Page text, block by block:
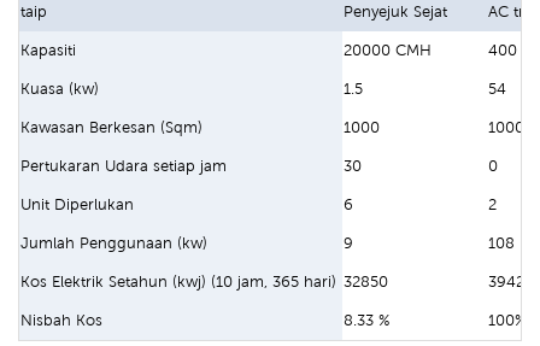
taip Penyejuk Sejat AC
Kapasiti 20000 CMH 400
Kuasa (kw) 1.5 54
Kawasan Berkesan (Sqm) 1000 1000
Pertukaran Udara setiap jam 30 0
Unit Diperlukan 6 2
Jumlah Penggunaan (kw) 9 108
Kos Elektrik Setahun (kwj) (10 jam, 365 hari) 32850
Nisbah Kos 8.33 % 100%